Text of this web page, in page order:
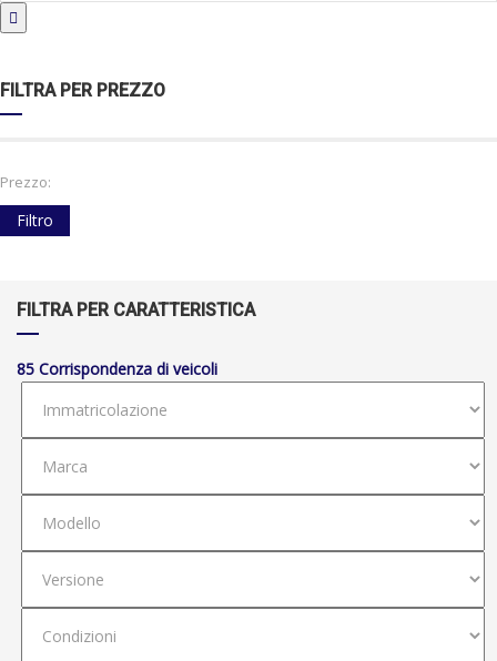
FILTRA PER PREZZO
Prezzo:
Filtro
FILTRA PER CARATTERISTICA
85 Corrispondenza di veicoli